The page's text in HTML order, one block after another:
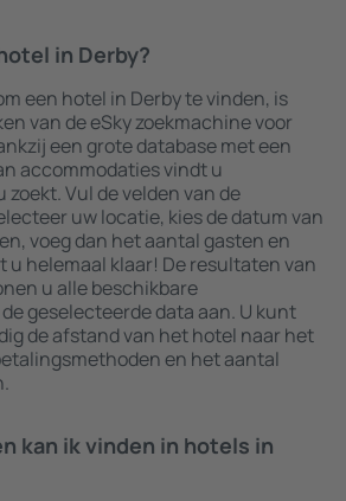
in Derby?
een hotel in Derby te vinden, is
van de eSky zoekmachine voor
een grote database met een
accommodaties vindt u
zoekt. Vul de velden van de
uw locatie, kies de datum van
voeg dan het aantal gasten en
u helemaal klaar! De resultaten van
u alle beschikbare
geselecteerde data aan. U kunt
de afstand van het hotel naar het
en het aantal
kan ik vinden in hotels in